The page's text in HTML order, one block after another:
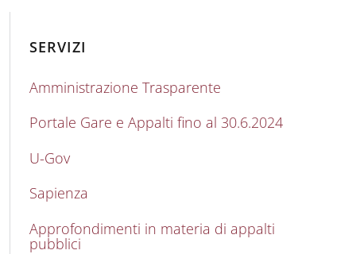
SERVIZI
Amministrazione Trasparente
Portale Gare e Appalti fino al 30.6.2024
U-Gov
Sapienza
Approfondimenti in materia di appalti
pubblici